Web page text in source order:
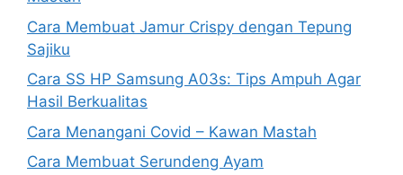
Cara Membuat Jamur Crispy dengan Tepung
Sajiku
Cara SS HP Samsung A03s: Tips Ampuh Agar
Hasil Berkualitas
Cara Menangani Covid – Kawan Mastah
Cara Membuat Serundeng Ayam